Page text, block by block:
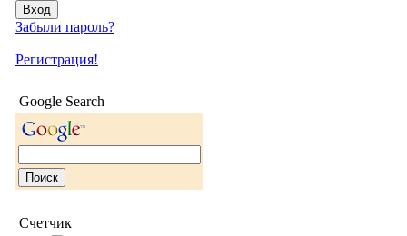
Забыли пароль?
Регистрация!
Google Search
Счетчик